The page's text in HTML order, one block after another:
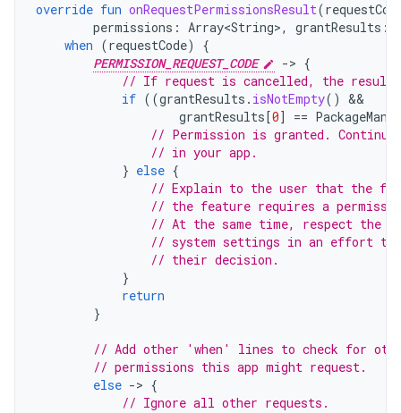
override fun onRequestPermissionsResult(
permissions : Array<String>, grantResults :
when (requestCode)
{
PERMISSION_REQUEST_CODE
-> {
// If request is cancelled, the result
if ((grantResults . isNotEmpty()
grantResults [0] ==
// Permission is granted.
// in your app.
} else {
// Explain to the user that the
// the feature requires a
// At the same time, respect the
// system settings in an effort to
// their decision.
}
return
}
// Add other 'when' lines to check for
// permissions this app might request.
else -> {
// Ignore all other requests.